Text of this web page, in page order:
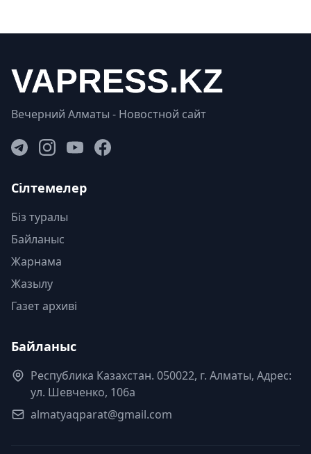
Вечерний Алматы - Новостной сайт
Сілтемелер
Біз туралы
Байланыс
Жарнама
Жазылу
Газет архиві
Байланыс
Республика Казахстан. 050022, г. Алматы, Адрес:
ул. Шевченко, 106а
almatyaqparat@gmail.com